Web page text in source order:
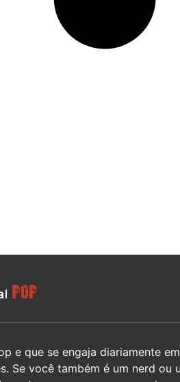
e que se engaja diariamente
Se você também é um nerd